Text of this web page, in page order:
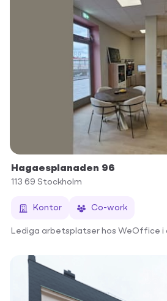
Hagaesplanaden 96
113 69 Stockholm
Kontor Co-work
Lediga arbetsplatser hos WeOffice i